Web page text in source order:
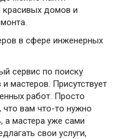
домов и
в сфере инженерных
сервис по поиску
мастеров. Присутствует
работ. Просто
что вам что-то нужно
а мастера уже сами
свои услуги,